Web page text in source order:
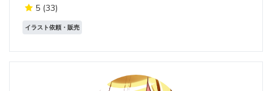
5 (33)
イラスト依頼・販売